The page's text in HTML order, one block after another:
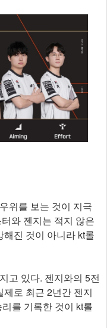
위를 보는 것이 지극
와 젠지는 적지 않은
진 것이 아니라 kt롤
고 있다. 젠지와의 5전
로 최근 2년간 젠지
를 기록한 것이 kt롤